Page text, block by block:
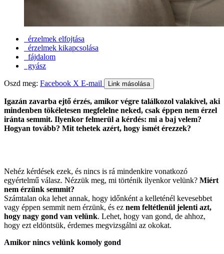
érzelmek elfojtása
érzelmek kikapcsolása
fájdalom
gyász
Oszd meg: Facebook X E-mail Link másolása
Igazán zavarba ejtő érzés, amikor végre találkozol valakivel, aki
mindenben tökéletesen megfelelne neked, csak éppen nem érzel
iránta semmit. Ilyenkor felmerül a kérdés: mi a baj velem?
Hogyan tovább? Mit tehetek azért, hogy ismét érezzek?
Nehéz kérdések ezek, és nincs is rá mindenkire vonatkozó
egyértelmű válasz. Nézzük meg, mi történik ilyenkor velünk? Miért
nem érzünk semmit?
Számtalan oka lehet annak, hogy időnként a kelleténél kevesebbet
vagy éppen semmit nem érzünk, és ez nem feltétlenül jelenti azt,
hogy nagy gond van velünk. Lehet, hogy van gond, de ahhoz,
hogy ezt eldöntsük, érdemes megvizsgálni az okokat.
Amikor nincs velünk komoly gond